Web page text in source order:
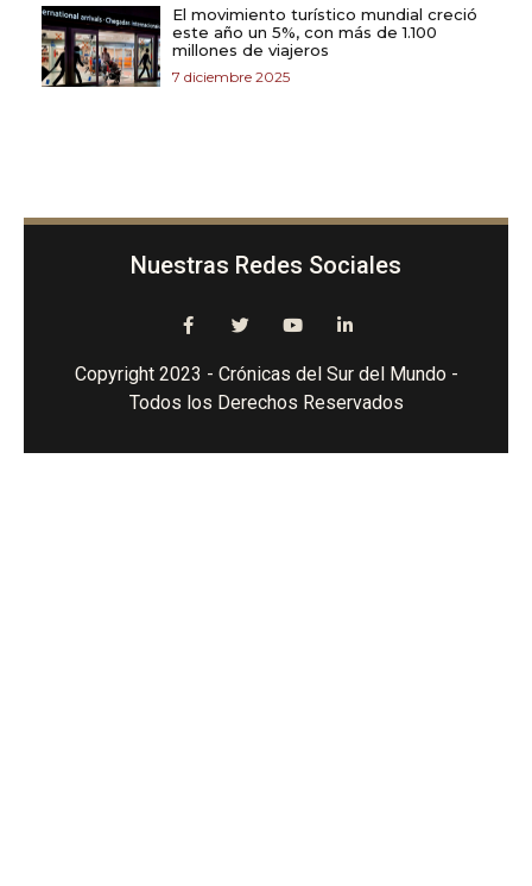
El movimiento turístico mundial creció
este año un 5%, con más de 1.100
millones de viajeros
7 diciembre 2025
Nuestras Redes Sociales
Copyright 2023 - Crónicas del Sur del Mundo -
Todos los Derechos Reservados